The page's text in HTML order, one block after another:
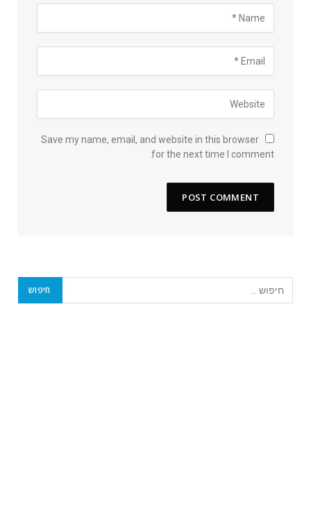
Save my name, email, and website in this browser
for the next time I comment.